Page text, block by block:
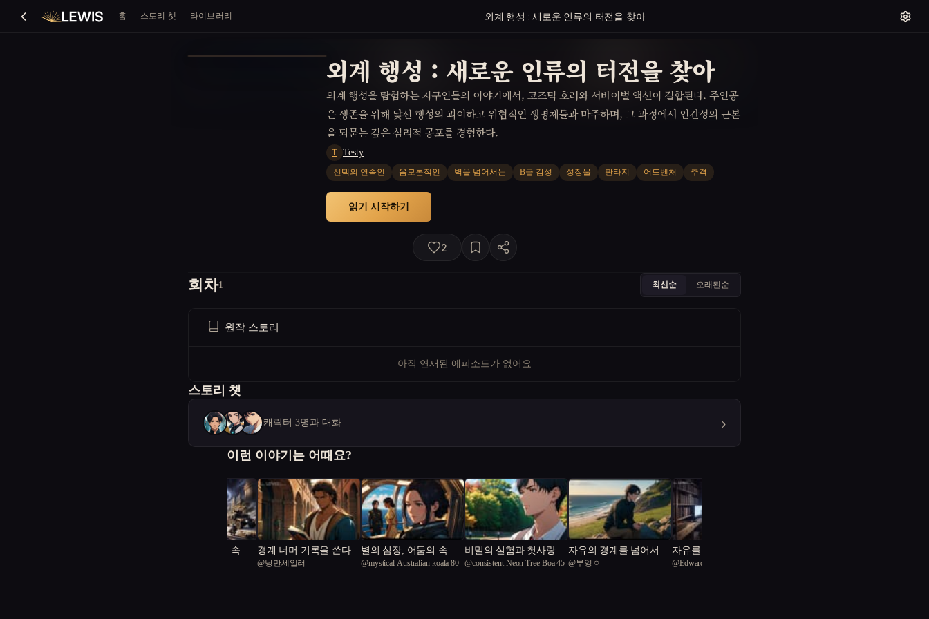
홈 스토리 챗 라이브러리 외계 행성 : 새로운 인류의 터전을 찾아
외계 행성 : 새로운 인류의 터전을 찾아
외계 행성을 탐험하는 지구인들의 이야기에서, 코즈믹 호러와 서바이벌 액션이 결합된다. 주인공
은 생존을 위해 낯선 행성의 괴이하고 위협적인 생명체들과 마주하며, 그 과정에서 인간성의 근본
을 되묻는 깊은 심리적 공포를 경험한다.
T Testy
선택의 연속인 음모론적인 벽을 넘어서는 B급 감성 성장물 판타지 어드벤처 추격
읽기 시작하기
2
회차1 최신순 오래된순
원작 스토리
아직 연재된 에피소드가 없어요
스토리 챗
캐릭터 3명과 대화 ›
이런 이야기는 어때요?
재건의 날개: 폐허 속 저 경계 너머 기록을 쓴다
@낭만세일러
별의 심장, 어둠의 속삭
임
@mystical Australian koala 80
비밀의 실험과 첫사랑의
선택
@consistent Neon Tree Boa 45
자유의 경계를 넘어서
@부엉ㅇ
자유를 꿈꾸는 복제 인간
의 여정
@Edward